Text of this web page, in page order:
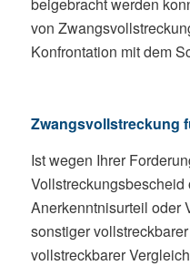
beigebracht werden
von
Konfrontation mit dem
Zwangsvollstreckung
Ist wegen Ihrer
Anerkenntnisurteil oder
sonstiger
vollstreckbarer